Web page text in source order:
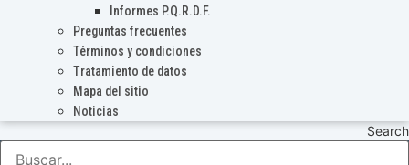
Informes P.Q.R.D.F.
Preguntas frecuentes
Términos y condiciones
Tratamiento de datos
Mapa del sitio
Noticias
Search